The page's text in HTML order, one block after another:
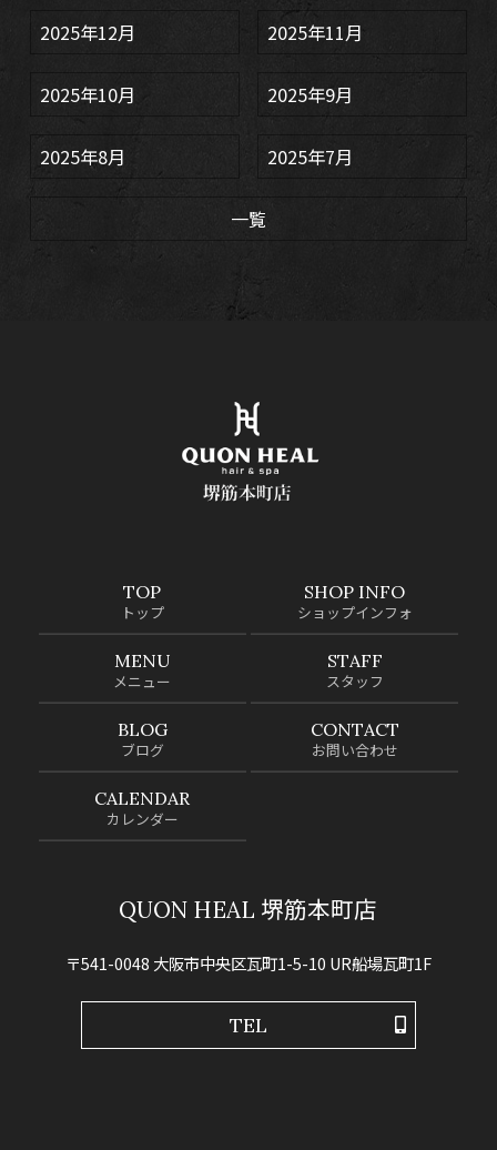
2025年12月 2025年11月
2025年10月 2025年9月
2025年8月 2025年7月
一覧
TOP
トップ
SHOP INFO
ショップインフォ
MENU
メニュー
STAFF
スタッフ
BLOG
ブログ
CONTACT
お問い合わせ
CALENDAR
カレンダー
QUON HEAL 堺筋本町店
〒541-0048 大阪市中央区瓦町1-5-10 UR船場瓦町1F
TEL